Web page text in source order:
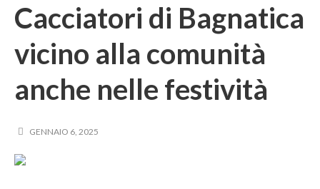
Cacciatori di Bagnatica
vicino alla comunità
anche nelle festività
GENNAIO 6, 2025